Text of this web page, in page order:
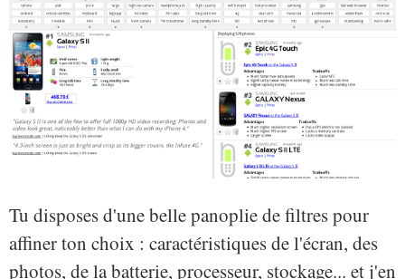
Tu disposes d'une belle panoplie de filtres pour
affiner ton choix : caractéristiques de l'écran, des
photos, de la batterie, processeur, stockage... et j'en